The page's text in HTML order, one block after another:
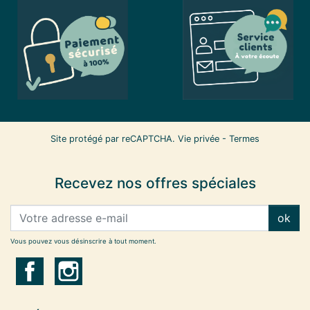
Site protégé par reCAPTCHA. Vie privée - Termes
Recevez nos offres spéciales
ok
Vous pouvez vous désinscrire à tout moment.